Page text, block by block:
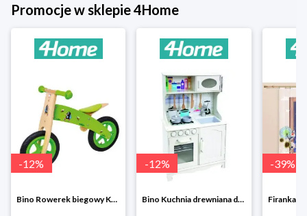
Promocje w sklepie 4Home
-12%
Bino Rowerek biegowy Krecik
-12%
Bino Kuchnia drewniana dla dzieci Provence
-39%